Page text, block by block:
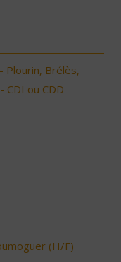
Plourin, Brélès,
CDI ou CDD
(H/F)